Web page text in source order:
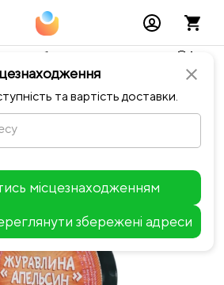
close
та вартість доставки.
місцезнаходженням
збережені адреси
перебої із онлайн оплатами🥺🔧